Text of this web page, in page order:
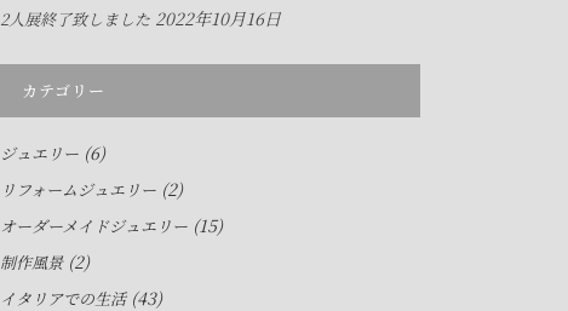
2人展終了致しました 2022年10月16日
カテゴリー
ジュエリー (6)
リフォームジュエリー (2)
オーダーメイドジュエリー (15)
制作風景(2)
イタリアでの生活(43)